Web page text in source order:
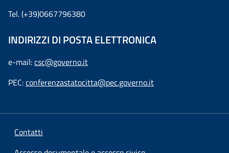
Tel. (+39)0667796380
INDIRIZZI DI POSTA ELETTRONICA
e-mail:csc@governo.it
PEC:conferenzastatocitta@pec.governo.it
Contatti